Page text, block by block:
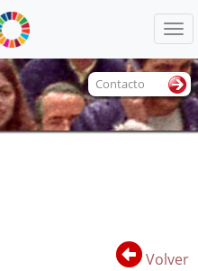
Volver
Contacto